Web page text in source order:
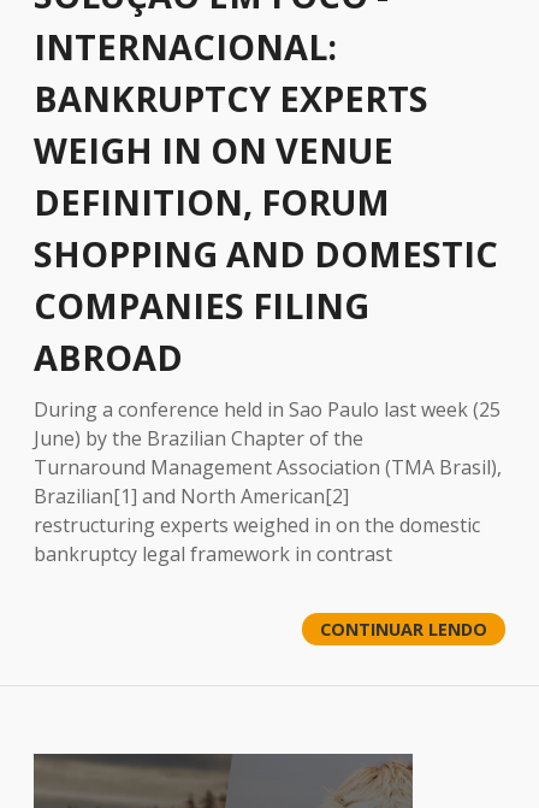
INTERNACIONAL:
BANKRUPTCY EXPERTS
WEIGH IN ON VENUE
DEFINITION, FORUM
SHOPPING AND DOMESTIC
COMPANIES FILING
ABROAD
During a conference held in Sao Paulo last week (25
June) by the Brazilian Chapter of the
Turnaround Management Association (TMA Brasil),
Brazilian[1] and North American[2]
restructuring experts weighed in on the domestic
bankruptcy legal framework in contrast
CONTINUAR LENDO